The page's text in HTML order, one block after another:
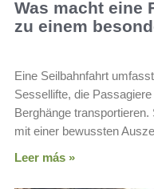
Was macht eine
zu einem
Eine Seilbahnfahrt
Sessellifte, die
Berghänge
mit einer bewussten
Leer más »